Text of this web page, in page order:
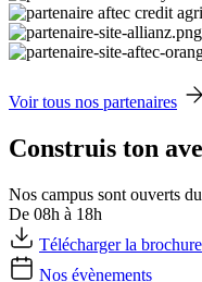
Voir tous nos partenaires
Construis ton
Nos campus sont ouverts
De 08h à 18h
Télécharger la brochure
Nos évènements